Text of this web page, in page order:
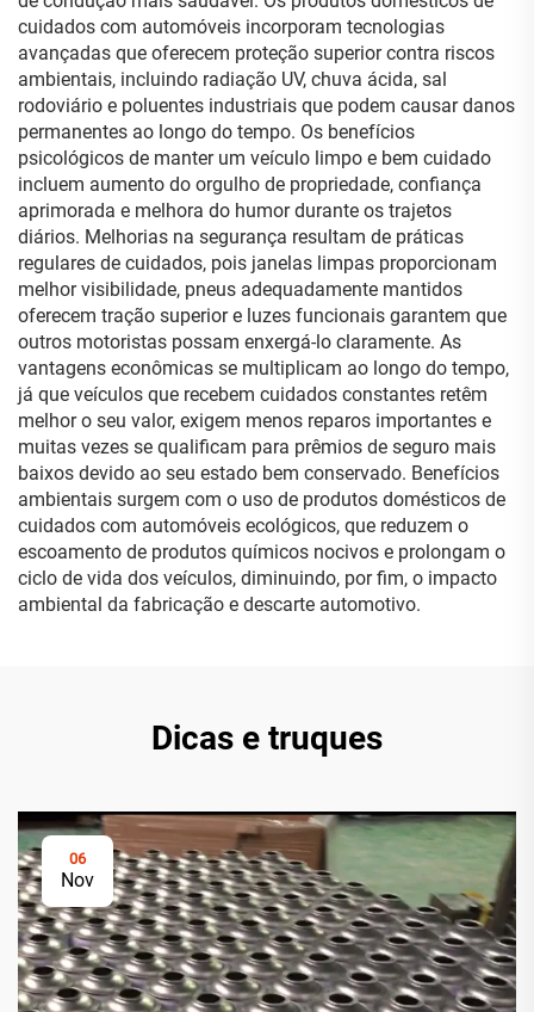
cuidados com automóveis incorporam tecnologias
avançadas que oferecem proteção superior contra riscos
ambientais, incluindo radiação UV, chuva ácida, sal
rodoviário e poluentes industriais que podem causar danos
permanentes ao longo do tempo. Os benefícios
psicológicos de manter um veículo limpo e bem cuidado
incluem aumento do orgulho de propriedade, confiança
aprimorada e melhora do humor durante os trajetos
diários. Melhorias na segurança resultam de práticas
regulares de cuidados, pois janelas limpas proporcionam
melhor visibilidade, pneus adequadamente mantidos
oferecem tração superior e luzes funcionais garantem que
outros motoristas possam enxergá-lo claramente. As
vantagens econômicas se multiplicam ao longo do tempo,
já que veículos que recebem cuidados constantes retêm
melhor o seu valor, exigem menos reparos importantes e
muitas vezes se qualificam para prêmios de seguro mais
baixos devido ao seu estado bem conservado. Benefícios
ambientais surgem com o uso de produtos domésticos de
cuidados com automóveis ecológicos, que reduzem o
escoamento de produtos químicos nocivos e prolongam o
ciclo de vida dos veículos, diminuindo, por fim, o impacto
ambiental da fabricação e descarte automotivo.
Dicas e truques
06
Nov